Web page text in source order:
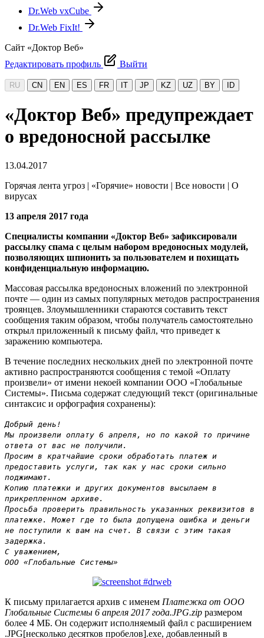
Dr.Web vxCube
Dr.Web FixIt!
Сайт «Доктор Веб»
Редактировать профиль
Выйти
RU CN EN ES FR IT JP KZ UZ BY ID
«Доктор Веб» предупреждает
о вредоносной рассылке
13.04.2017
Горячая лента угроз | «Горячие» новости | Все новости | О
вирусах
13 апреля 2017 года
Специалисты компании «Доктор Веб» зафиксировали
рассылку спама с целым набором вредоносных модулей,
позволяющих шпионить за пользователем и похищать
конфиденциальную информацию.
Массовая рассылка вредоносных вложений по электронной
почте — один из самых популярных методов распространения
троянцев. Злоумышленники стараются составить текст
сообщения таким образом, чтобы получатель самостоятельно
открыл приложенный к письму файл, что приведет к
заражению компьютера.
В течение последних нескольких дней по электронной почте
активно распространяются сообщения с темой «Оплату
произвели» от имени некоей компании ООО «Глобальные
Системы». Письма содержат следующий текст (оригинальные
синтаксис и орфография сохранены):
Добрый день!
Мы произвели оплату 6 апреля, но по какой то причине
ответа от вас не получили.
Просим в кратчайшие сроки обработать платеж и
предоставить услуги, так как у нас сроки сильно
поджимают.
Копию платежки и других документов высылаем в
прикрепленном архиве.
Просьба проверить правильность указанных реквизитов в
платежке. Может где то была допущена ошибка и деньги
не поступили к вам на счет. В связи с этим такая
задержка.
С уважением,
ООО «Глобальные Системы»
К письму прилагается архив с именем Платежка от ООО
Глобальные Системы 6 апреля 2017 года.JPG.zip размером
более 4 МБ. Он содержит исполняемый файл с расширением
.JPG[несколько десятков пробелов].exe, добавленный в